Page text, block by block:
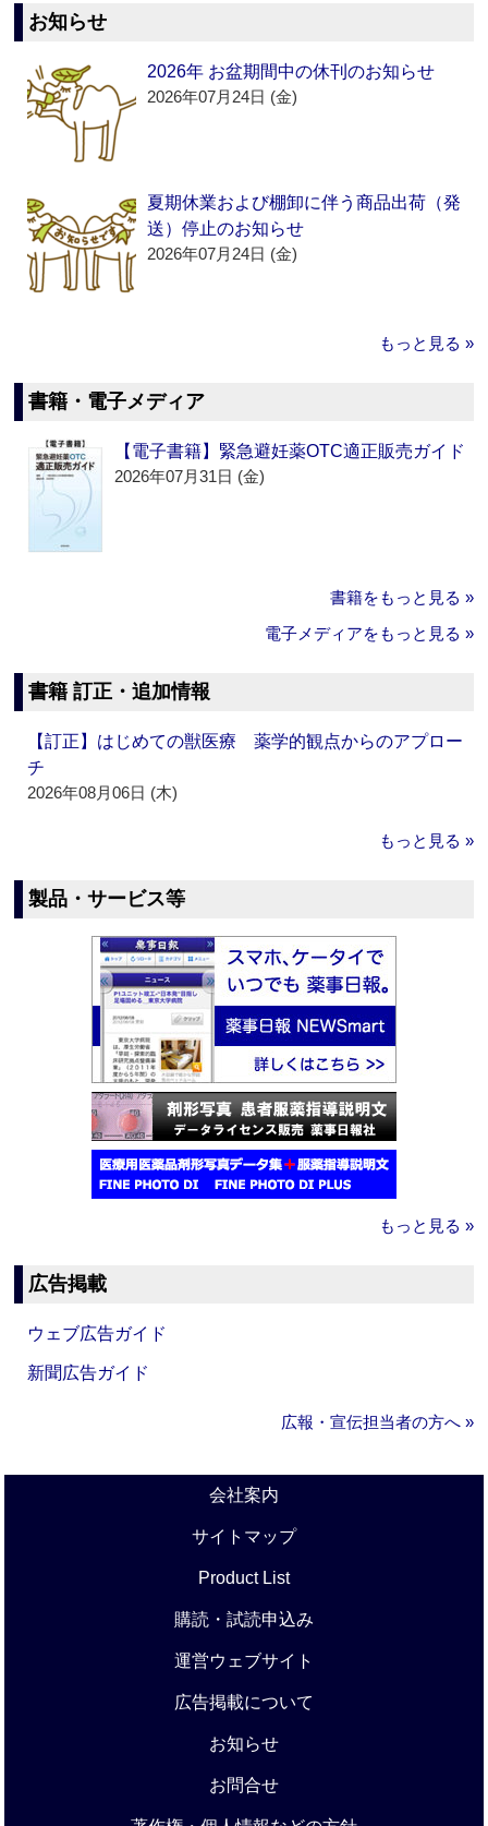
お知らせ
2026年 お盆期間中の休刊のお知らせ
2026年07月24日 (金)
夏期休業および棚卸に伴う商品出荷（発
送）停止のお知らせ
2026年07月24日 (金)
もっと見る »
書籍・電子メディア
【電子書籍】緊急避妊薬OTC適正販売ガイド
2026年07月31日 (金)
書籍をもっと見る »
電子メディアをもっと見る »
書籍 訂正・追加情報
【訂正】はじめての獣医療 薬学的観点からのアプロー
チ
2026年08月06日 (木)
もっと見る »
製品・サービス等
もっと見る »
広告掲載
ウェブ広告ガイド
新聞広告ガイド
広報・宣伝担当者の方へ »
会社案内
サイトマップ
Product List
購読・試読申込み
運営ウェブサイト
広告掲載について
お知らせ
お問合せ